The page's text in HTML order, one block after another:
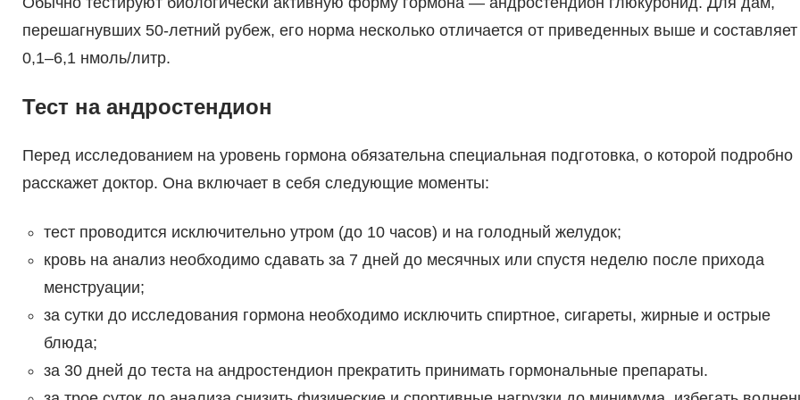
перешагнувших 50-летний рубеж, его норма несколько отличается от приведенных выше и составляет
0,1–6,1 нмоль/литр.
Тест на андростендион
Перед исследованием на уровень гормона обязательна специальная подготовка, о которой подробно
расскажет доктор. Она включает в себя следующие моменты:
тест проводится исключительно утром (до 10 часов) и на голодный желудок;
кровь на анализ необходимо сдавать за 7 дней до месячных или спустя неделю после прихода
менструации;
за сутки до исследования гормона необходимо исключить спиртное, сигареты, жирные и острые
блюда;
за 30 дней до теста на андростендион прекратить принимать гормональные препараты.